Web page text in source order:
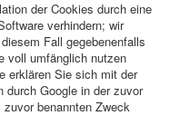
der Cookies durch eine
verhindern; wir
Fall gegebenenfalls
voll umfänglich nutzen
erklären Sie sich mit der
durch Google in der zuvor
benannten Zweck